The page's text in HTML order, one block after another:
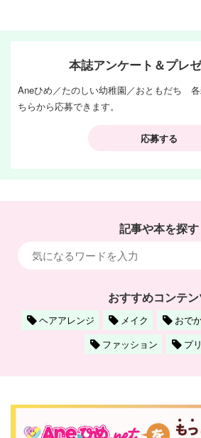
本誌アンケート＆プレ
Aneひめ／たのしい幼稚園／おともだち 各
ちらから応募できます。
応募する
記事や本を探す
おすすめコンテ
ヘアアレンジ メイク おで
ファッション
プ